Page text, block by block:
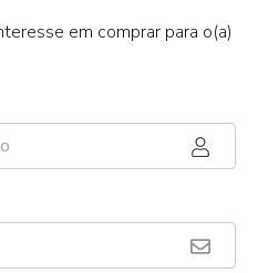
em comprar para o(a)